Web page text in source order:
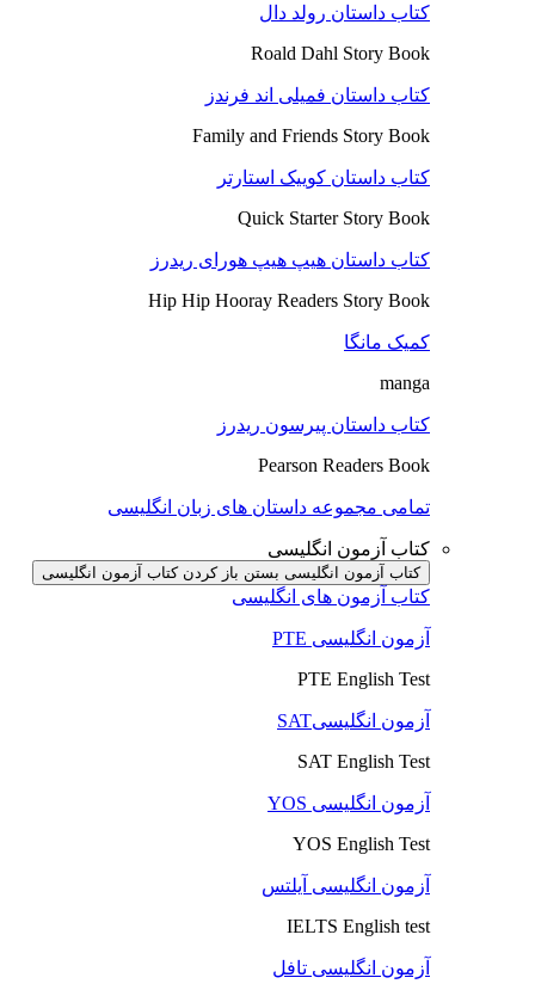
کتاب داستان رولد دال
Roald Dahl Story Book
کتاب داستان فمیلی اند فرندز
Family and Friends Story Book
کتاب داستان کوییک استارتر
Quick Starter Story Book
کتاب داستان هیپ هیپ هورای ریدرز
Hip Hip Hooray Readers Story Book
کمیک مانگا
manga
کتاب داستان پیرسون ریدرز
Pearson Readers Book
تمامی مجموعه داستان های زبان انگلیسی
کتاب آزمون انگلیسی
کتاب آزمون انگلیسی بستن باز کردن کتاب آزمون انگلیسی
کتاب آزمون های انگلیسی
آزمون انگلیسی PTE
PTE English Test
آزمون انگلیسیSAT
SAT English Test
آزمون انگلیسی YOS
YOS English Test
آزمون انگلیسی آیلتس
IELTS English test
آزمون انگلیسی تافل